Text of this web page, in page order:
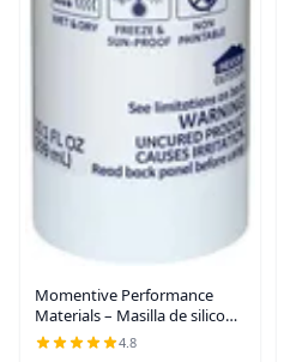
Momentive Performance
Materials – Masilla de silicona
para ventanas y puertas con
4.8